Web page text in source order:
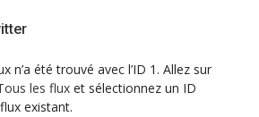
n’a été trouvé avec l’ID 1. Allez sur
les flux et sélectionnez un ID
existant.